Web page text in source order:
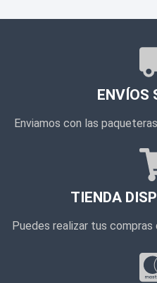
ENVÍOS
Enviamos con las
TIENDA
Puedes realizar tus compras